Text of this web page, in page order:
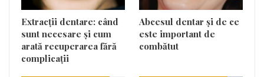
Extracții dentare: când
sunt necesare și cum
arată recuperarea fără
complicații
Abcesul dentar și de ce
este important de
combătut